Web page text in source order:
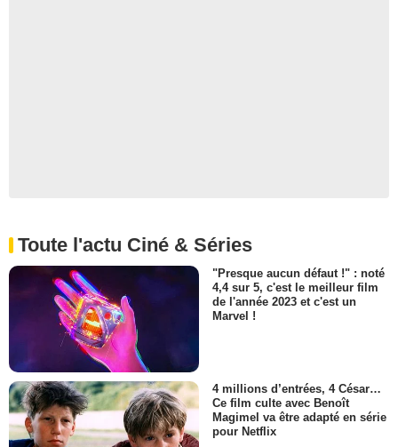
Toute l'actu Ciné & Séries
"Presque aucun défaut !" : noté
4,4 sur 5, c'est le meilleur film
de l'année 2023 et c'est un
Marvel !
4 millions d’entrées, 4 César…
Ce film culte avec Benoît
Magimel va être adapté en série
pour Netflix